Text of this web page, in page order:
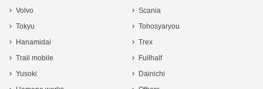
Volvo
Scania
Tokyu
Tohosyaryou
Hanamidai
Trex
Trail mobile
Fullhalf
Yusoki
Dainichi